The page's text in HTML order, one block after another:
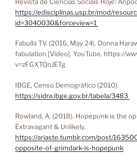
https://edisciplinas.usp.br/mod/
id=3040030&forceview=1
Fabulla TV. (2016, May 24). Donna
fabulation [Video]. YouTube. https://
v=zFGXTQnJETg
IBGE, Censo Demográfico (2010).
https://sidra.ibge.gov.br/tabela/3483
Rowland, A. (2018). Hopepunk is the
Extravagant & Unlikely.
https://ariaste.tumblr.com/post/
opposite-of-grimdark-is-hopepunk